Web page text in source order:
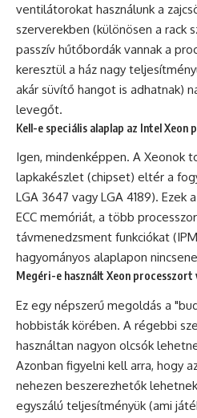
ventilátorokat használunk a
szerverekben (különösen a rack
passzív hűtőbordák vannak a
keresztül a ház nagy
akár süvítő hangot is adhatnak)
levegőt.
Kell-e speciális alaplap az Intel Xeon
Igen, mindenképpen. A Xeonok
lapkakészlet (chipset) eltér a
LGA 3647 vagy LGA 4189).
ECC memóriát, a több
távmenedzsment funkciókat
hagyományos alaplapon
Megéri-e használt Xeon
Ez egy népszerű megoldás a
hobbisták körében. A régebbi
használtan nagyon olcsók
Azonban figyelni kell arra, hogy
nehezen beszerezhetők
egyszálú teljesítményük (ami